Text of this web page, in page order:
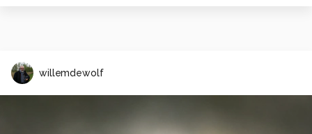
willemdewolf